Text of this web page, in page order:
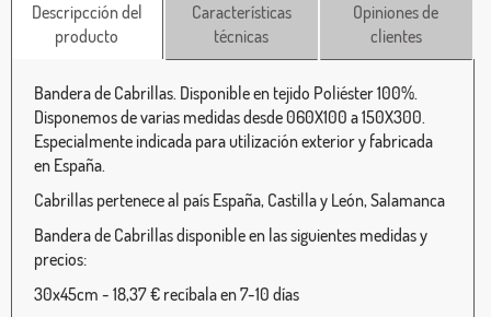
Descripcción del
producto
Características
técnicas
Opiniones de
clientes
Bandera de Cabrillas. Disponible en tejido Poliéster 100%.
Disponemos de varias medidas desde 060X100 a 150X300.
Especialmente indicada para utilización exterior y fabricada
en España.
Cabrillas pertenece al país España, Castilla y León, Salamanca
Bandera de Cabrillas disponible en las siguientes medidas y
precios:
30x45cm - 18,37 € recíbala en 7-10 días